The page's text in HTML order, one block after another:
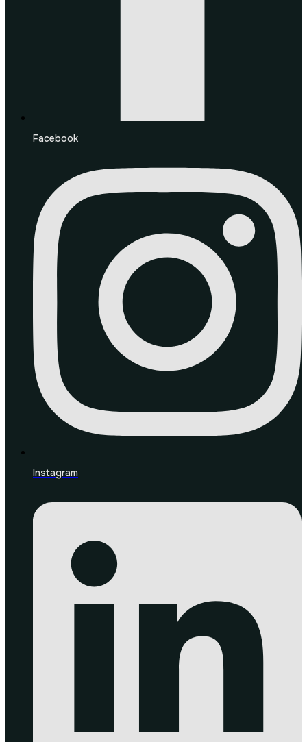
Facebook
Instagram